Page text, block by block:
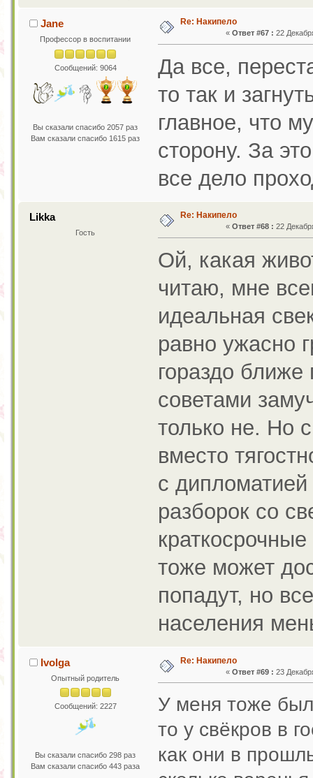
Jane
Профессор в воспитании
Сообщений: 9064
Вы сказали спасибо 2057 раз
Вам сказали спасибо 1615 раз
Re: Накипело
« Ответ #67 : 22
Да все,
то так и
главное, что
сторону. За
все дело
Likka
Гость
Re: Накипело
« Ответ #68 : 22
Ой, какая
читаю, мне
идеальная
равно ужасно
гораздо
советами
только не. Но
вместо
с
разборок со
тоже может
попадут, но
населения
Ivolga
Опытный родитель
Сообщений: 2227
Вы сказали спасибо 298 раз
Вам сказали спасибо 443 раза
Re: Накипело
« Ответ #69 : 23
У меня тоже
то у свёкров в
как они в